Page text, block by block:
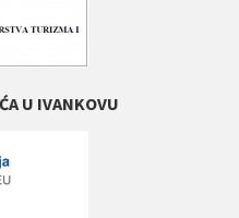
U IVANKOVU